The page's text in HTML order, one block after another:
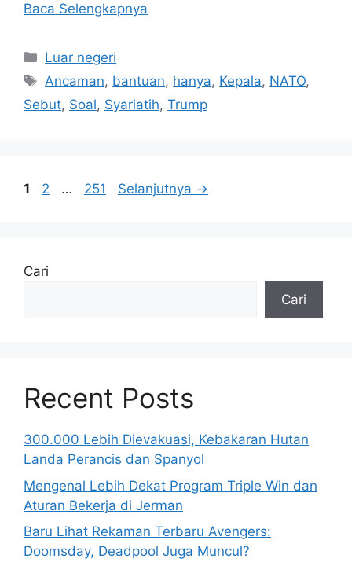
Baca Selengkapnya
Kategori
Luar negeri
Tag
Ancaman, bantuan, hanya, Kepala, NATO,
Sebut, Soal, Syariatih, Trump
Halaman
1 Halaman
2 … Halaman
251 Selanjutnya →
Cari
Cari
Recent Posts
300.000 Lebih Dievakuasi, Kebakaran Hutan
Landa Perancis dan Spanyol
Mengenal Lebih Dekat Program Triple Win dan
Aturan Bekerja di Jerman
Baru Lihat Rekaman Terbaru Avengers:
Doomsday, Deadpool Juga Muncul?